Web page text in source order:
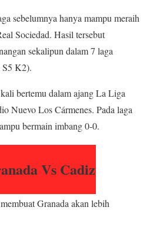
sebelumnya hanya mampu meraih
Sociedad. Hasil tersebut
sekalipun dalam 7 laga
S5 K2).
bertemu dalam ajang La Liga
Nuevo Los Cármenes. Pada laga
bermain imbang 0-0.
Vs Cadiz
Granada akan lebih